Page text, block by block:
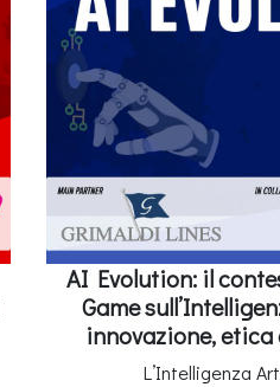
AI Evolution: il
Game
innovazione,
L’Intelligenza